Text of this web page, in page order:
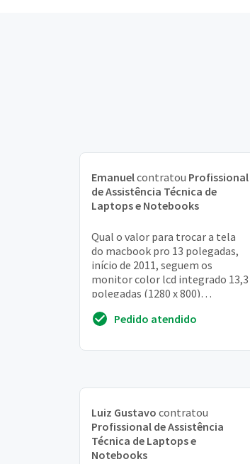
Emanuelcontratou Profissional
de Assistência Técnica de
Laptops e Notebooks
Qual o valor para trocar a tela
do macbook pro 13 polegadas,
início de 2011, seguem os
monitor color lcd integrado 13,3
polegadas (1280 x 800)
placa gráf...
Pedido atendido
Luiz Gustavo contratou
Profissional de Assistência
Técnica de Laptops e
Notebooks